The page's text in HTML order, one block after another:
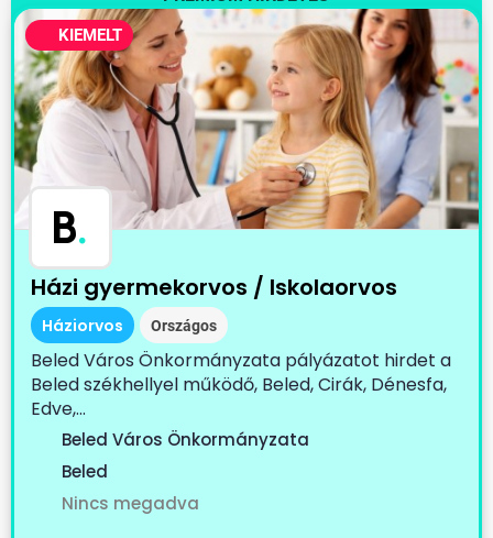
KIEMELT
B.
Házi gyermekorvos / Iskolaorvos
Háziorvos Országos
Beled Város Önkormányzata pályázatot hirdet a
Beled székhellyel működő, Beled, Cirák, Dénesfa,
Edve,...
Beled Város Önkormányzata
Beled
Nincs megadva